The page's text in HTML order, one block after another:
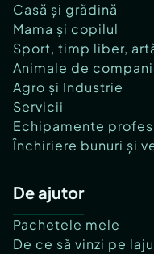
Casă și grădină
Mama și copilul
Sport, timp liber,
Animale de
Agro și Industrie
Servicii
Echipamente
Închiriere bunuri și
De ajutor
Pachetele mele
De ce să vinzi pe